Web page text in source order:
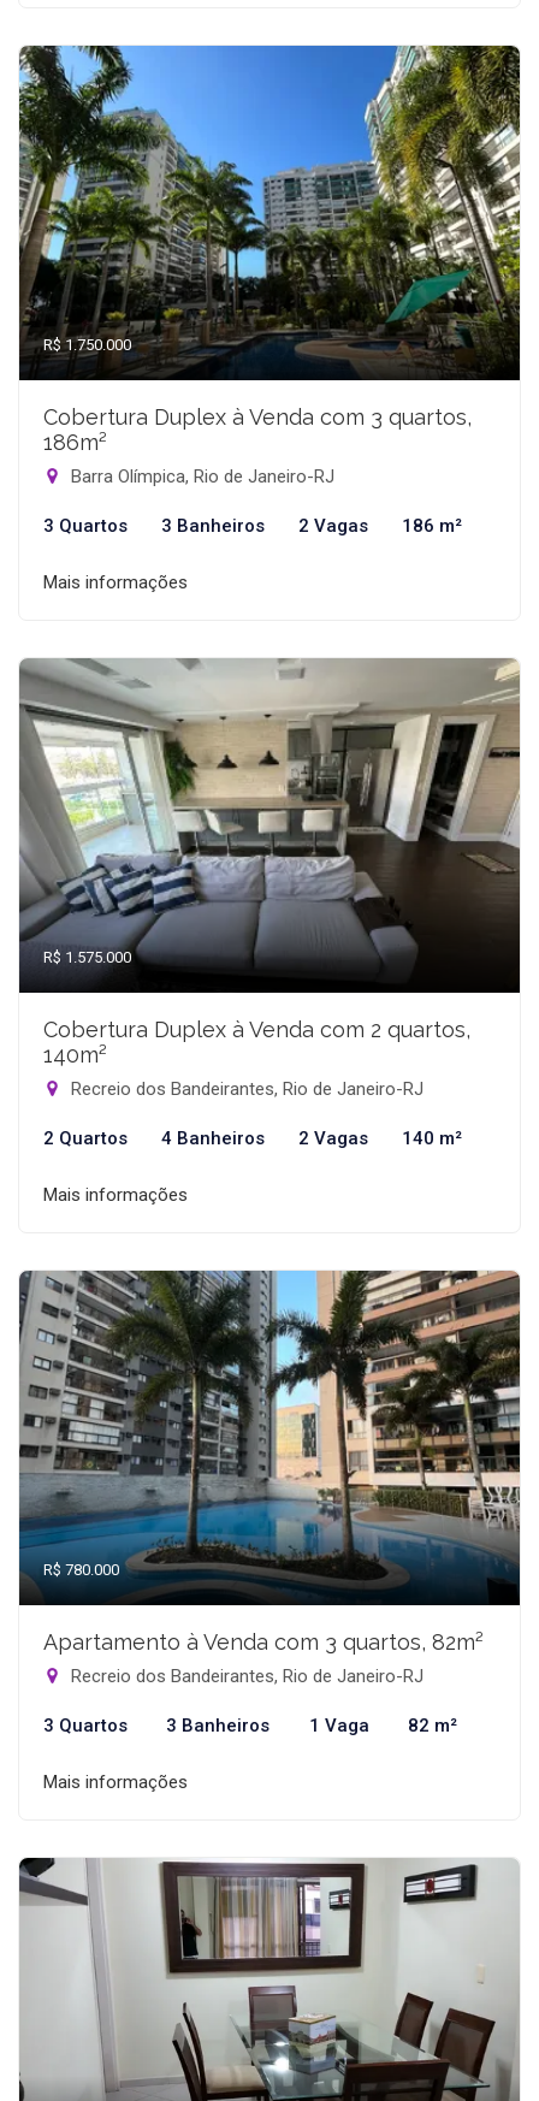
R$ 1.750.000
Cobertura Duplex à Venda com 3 quartos,
186m²
Barra Olímpica, Rio de Janeiro-RJ
3 Quartos 3 Banheiros 2 Vagas 186 m²
Mais informações
R$ 1.575.000
Cobertura Duplex à Venda com 2 quartos,
140m²
Recreio dos Bandeirantes, Rio de Janeiro-RJ
2 Quartos 4 Banheiros 2 Vagas 140 m²
Mais informações
R$ 780.000
Apartamento à Venda com 3 quartos, 82m²
Recreio dos Bandeirantes, Rio de Janeiro-RJ
3 Quartos 3 Banheiros 1 Vaga 82 m²
Mais informações